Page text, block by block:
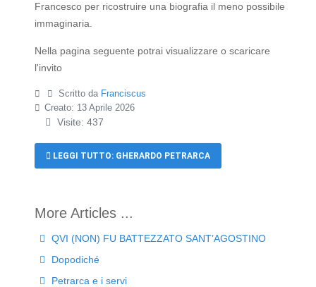
Francesco per ricostruire una biografia il meno possibile
immaginaria.
Nella pagina seguente potrai visualizzare o scaricare
l'invito
Scritto da Franciscus
Creato: 13 Aprile 2026
Visite: 437
LEGGI TUTTO: GHERARDO PETRARCA
QVI (NON) FU BATTEZZATO SANT’AGOSTINO
Dopodiché
Petrarca e i servi